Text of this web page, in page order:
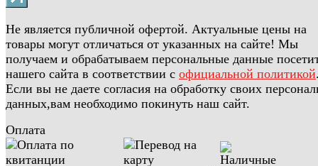
Не является публичной офертой. Актуальные цены на
товары могут отличаться от указанных на сайте! Мы
получаем и обрабатываем персональные данные
нашего сайта в соответствии с официальной политикой
Если вы не даете согласия на обработку своих
данных,вам необходимо покинуть наш сайт.
Оплата